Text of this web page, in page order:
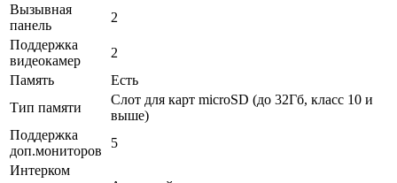
Вызывная
панель
2
Поддержка
видеокамер
2
Память
Есть
Тип памяти
Слот для карт microSD (до 32Гб, класс 10 и
выше)
Поддержка
доп.мониторов
5
Интерком